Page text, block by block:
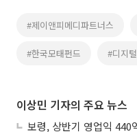
#제이앤피메디파트너스
#한국모태펀드 #디지
이상민 기자의 주요 뉴스